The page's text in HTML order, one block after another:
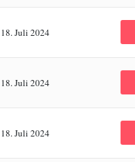
18. Juli 2024
18. Juli 2024
18. Juli 2024